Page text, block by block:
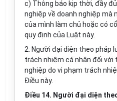
c) Thông báo kịp thời, đầy
nghiệp về doanh nghiệp mà
của mình làm chủ hoặc có
quy định của Luật này.
2. Người đại diện theo pháp
trách nhiệm cá nhân đối với
nghiệp do vi phạm trách
Điều này.
Điều 14. Người đại diện